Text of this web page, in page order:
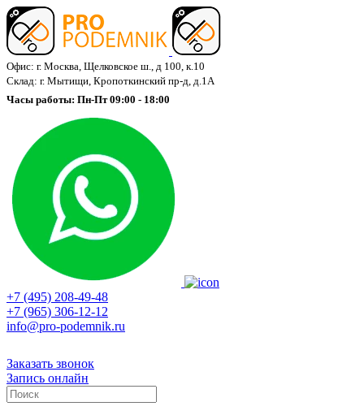
Офис: г. Москва, Щелковское ш., д 100, к.10
Склад: г. Мытищи, Кропоткинский пр-д, д.1А
Часы работы: Пн-Пт 09:00 - 18:00
+7 (495) 208-49-48
+7 (965) 306-12-12
info@pro-podemnik.ru
Заказать звонок
Запись онлайн